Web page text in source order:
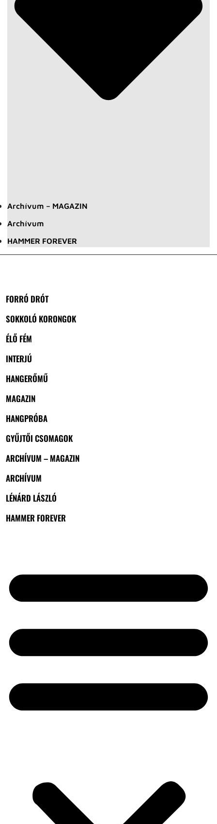
Archívum – MAGAZIN
Archívum
HAMMER FOREVER
FORRÓ DRÓT
SOKKOLÓ KORONGOK
ÉLŐ FÉM
INTERJÚ
HANGERŐMŰ
MAGAZIN
HANGPRÓBA
GYŰJTŐI CSOMAGOK
ARCHÍVUM – MAGAZIN
ARCHÍVUM
LÉNÁRD LÁSZLÓ
HAMMER FOREVER